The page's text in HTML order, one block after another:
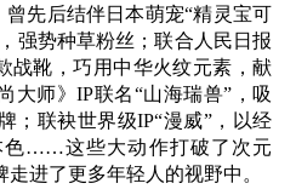
先后结伴日本萌宠“精灵宝可
强势种草粉丝；联合人民日报
战靴，巧用中华火纹元素，献
大师》IP联名“山海瑞兽”，吸
；联袂世界级IP“漫威”，以经
色……这些大动作打破了次元
进了更多年轻人的视野中。